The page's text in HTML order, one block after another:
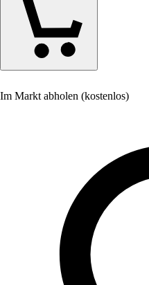
Im Markt abholen (kostenlos)